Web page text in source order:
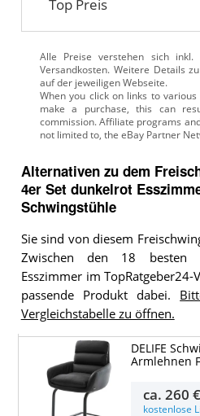
Top Preis
Alle Preise verstehen sich inkl.
Versandkosten. Weitere Details
auf der jeweiligen Webseite.
Alternativen zu dem
4er Set dunkelrot
Schwingstühle
Sie sind von diesem
Zwischen den 18 besten
Esszimmer im
passende Produkt dabei.
Vergleichstabelle zu öffnen.
DELIFE
Armlehnen
ca.260 €
kostenlose